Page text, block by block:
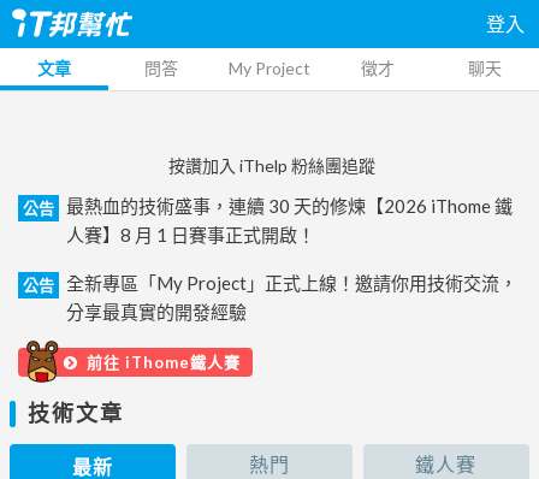
登入
文章 問答 My Project 徵才 聊天
按讚加入 iThelp 粉絲團追蹤
公告
最熱血的技術盛事，連續 30 天的修煉【2026 iThome 鐵
人賽】8 月 1 日賽事正式開啟！
公告
全新專區「My Project」正式上線！邀請你用技術交流，
分享最真實的開發經驗
前往 iThome鐵人賽
技術文章
最新 熱門 鐵人賽